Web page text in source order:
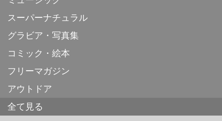
スーパーナチュラル
グラビア・写真集
コミック・絵本
フリーマガジン
アウトドア
全て見る